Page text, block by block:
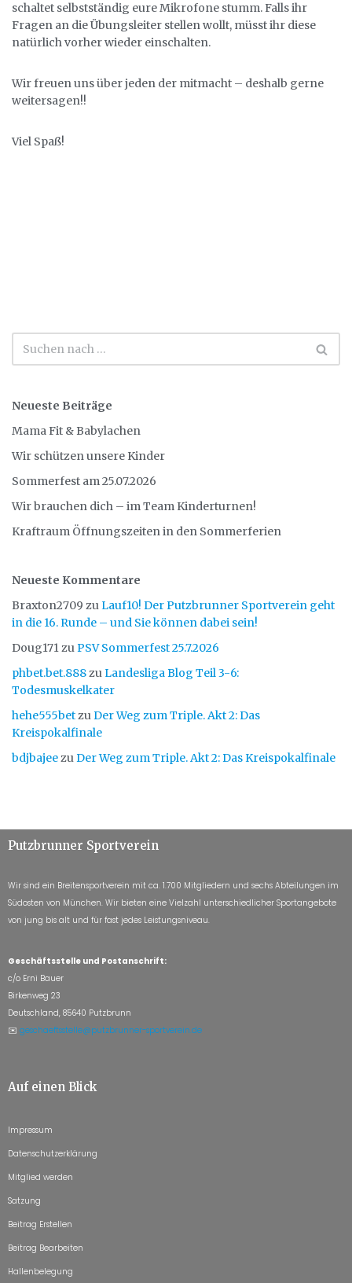
schaltet selbstständig eure Mikrofone stumm. Falls ihr
Fragen an die Übungsleiter stellen wollt, müsst ihr diese
natürlich vorher wieder einschalten.
Wir freuen uns über jeden der mitmacht – deshalb gerne
weitersagen!!
Viel Spaß!
Neueste Beiträge
Mama Fit & Babylachen
Wir schützen unsere Kinder
Sommerfest am 25.07.2026
Wir brauchen dich – im Team Kinderturnen!
Kraftraum Öffnungszeiten in den Sommerferien
Neueste Kommentare
Braxton2709 zuLauf10! Der Putzbrunner Sportverein geht
in die 16. Runde – und Sie können dabei sein!
Doug171zuPSV Sommerfest 25.7.2026
phbet.bet.888zuLandesliga Blog Teil 3-6:
Todesmuskelkater
hehe555betzuDer Weg zum Triple. Akt 2: Das
Kreispokalfinale
bdjbajeezuDer Weg zum Triple. Akt 2: Das Kreispokalfinale
Putzbrunner Sportverein
Wir sind ein Breitensportverein mit ca. 1.700 Mitgliedern und sechs Abteilungen im
Südosten von München. Wir bieten eine Vielzahl unterschiedlicher Sportangebote
von jung bis alt und für fast jedes Leistungsniveau.
Geschäftsstelle und Postanschrift:
c/o Erni Bauer
Birkenweg 23
Deutschland, 85640 Putzbrunn
✉️ geschaeftsstelle@putzbrunner-sportverein.de
Auf einen Blick
Impressum
Datenschutzerklärung
Mitglied werden
Satzung
Beitrag Erstellen
Beitrag Bearbeiten
Hallenbelegung